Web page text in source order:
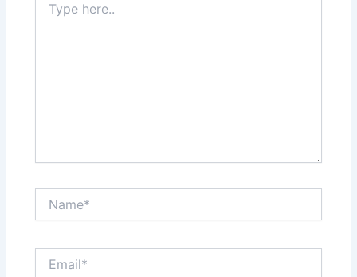
here..